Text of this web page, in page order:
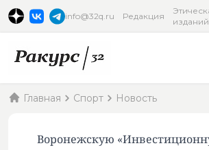
info@32q.ru Редакция
изданий
Главная Спорт Новость
Воронежскую